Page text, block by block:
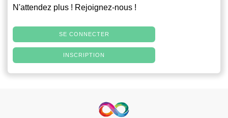
N'attendez plus ! Rejoignez-nous !
SE CONNECTER
INSCRIPTION